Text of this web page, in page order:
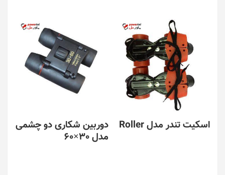
اسکیت تندر مدل Roller
دوربین شکاری دو چشمی
مدل 30×60